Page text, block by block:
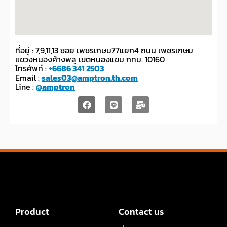
ที่อยู่ : 7,9,11,13 ซอย เพชรเกษม77แยก4 ถนน เพชรเกษม
แขวงหนองค้างพลู เขตหนองแขม กทม. 10160
โทรศัพท์ :+6686 341 2503
Email :sales03@amptron.th.com
Line :@amptron
Product
Contact us